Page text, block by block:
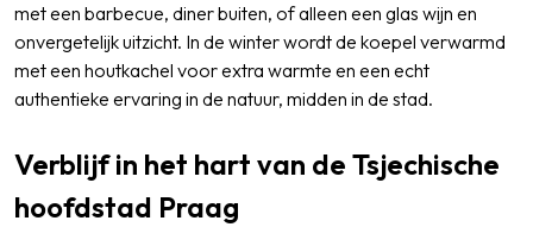
met een barbecue, diner buiten, of alleen een glas wijn en
onvergetelijk uitzicht. In de winter wordt de koepel verwarmd
met een houtkachel voor extra warmte en een echt
authentieke ervaring in de natuur, midden in de stad.
Verblijf in het hart van de Tsjechische
hoofdstad Praag